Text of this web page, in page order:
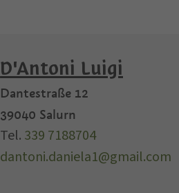
D'Antoni Luigi
Dantestraße 12
39040 Salurn
Tel. 339 7188704
dantoni.daniela1@gmail.com